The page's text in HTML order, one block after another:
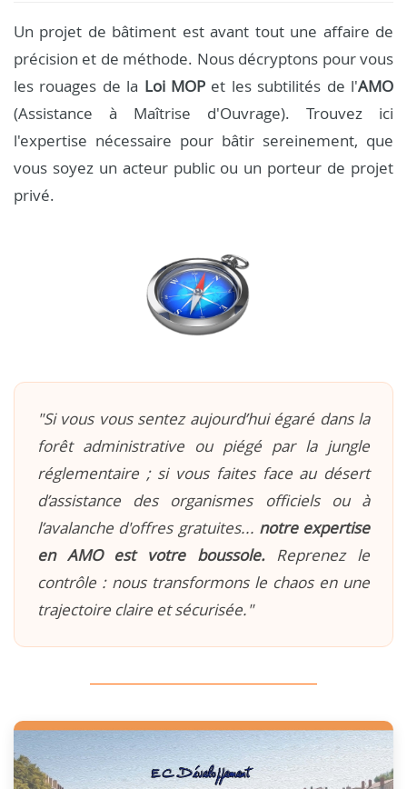
Un projet de bâtiment est avant tout une affaire de
précision et de méthode. Nous décryptons pour vous
les rouages de la Loi MOP et les subtilités de l'AMO
(Assistance à Maîtrise d'Ouvrage). Trouvez ici
l'expertise nécessaire pour bâtir sereinement, que
vous soyez un acteur public ou un porteur de projet
privé.
"Si vous vous sentez aujourd’hui égaré dans la
forêt administrative ou piégé par la jungle
réglementaire ; si vous faites face au désert
d’assistance des organismes officiels ou à
l’avalanche d'offres gratuites... notre expertise
en AMO est votre boussole.Reprenez le
contrôle : nous transformons le chaos en une
trajectoire claire et sécurisée."